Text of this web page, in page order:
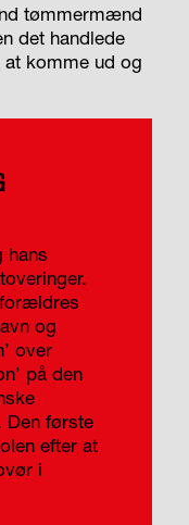
tømmermænd
det handlede
komme ud og
hans
og
over
på den
Den første
efter at
i